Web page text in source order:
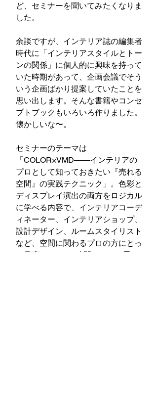
ど、セミナーを聞いてみたくなりま
した。
余談ですが、インテリア誌の編集者
時代に「インテリアスタイルとトー
ンの関係」に個人的に興味を持って
いた時期があって、企画会議でそう
いう企画ばかり提案していたことを
思い出します。そんな書籍やコンセ
プトブックもいろいろ作りました。
懐かしいな〜。
セミナーのテーマは
「COLOR×VMD——インテリアの
プロとして知っておきたい『売れる
空間』の実践テクニック」。色彩と
ディスプレイ演出の両方をロジカル
に学べる内容で、インテリアコーデ
ィネーター、インテリアショップ、
設計デザイン、ルームスタイリスト
など、空間に関わるプロの方にとっ
て見応えのある2時間になると思い